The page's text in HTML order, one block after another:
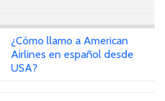
¿Cómo llamo a American
Airlines en español desde
USA?